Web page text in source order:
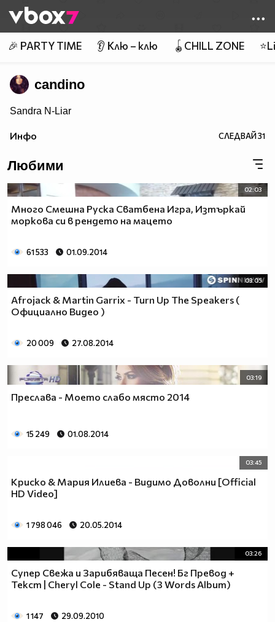
👾
🎉 PARTY TIME 👂 Клю – клю 🪀CHILL ZONE
candino
Sandra N-Liar
Инфо СЛЕДВАЙ31
Любими
02:03
Много Смешна Руска Сватбена Игра, Изтъркай
моркова си в рендето на мацето
61 533 01.09.2014
03:05
Afrojack & Martin Garrix - Turn Up The Speakers (
Официално Видео )
20 009 27.08.2014
03:19
Преслава - Моето слабо място 2014
15 249 01.08.2014
03:45
Криско & Мария Илиева - Видимо Доволни [Official
HD Video]
1 798 046 20.05.2014
03:26
Супер Свежа и Зарибяваща Песен! Бг Превод +
Текст | Cheryl Cole - Stand Up (3 Words Album)
1 147 29.09.2010